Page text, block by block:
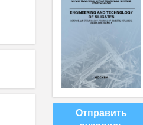
Отправить